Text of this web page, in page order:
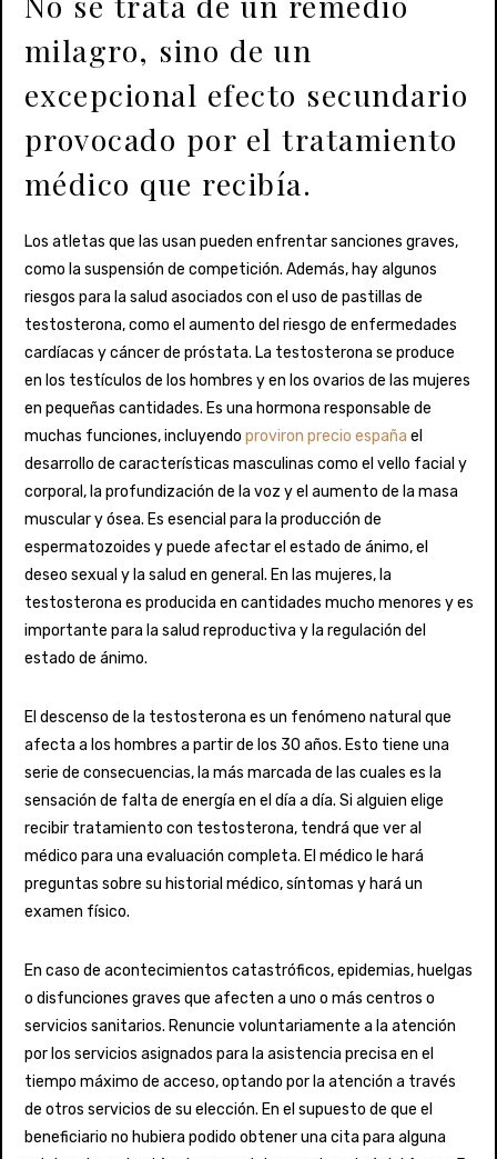
milagro, sino de un
excepcional efecto secundario
provocado por el tratamiento
médico que recibía.
Los atletas que las usan pueden enfrentar sanciones graves,
como la suspensión de competición. Además, hay algunos
riesgos para la salud asociados con el uso de pastillas de
testosterona, como el aumento del riesgo de enfermedades
cardíacas y cáncer de próstata. La testosterona se produce
en los testículos de los hombres y en los ovarios de las mujeres
en pequeñas cantidades. Es una hormona responsable de
muchas funciones, incluyendo proviron precio españa el
desarrollo de características masculinas como el vello facial y
corporal, la profundización de la voz y el aumento de la masa
muscular y ósea. Es esencial para la producción de
espermatozoides y puede afectar el estado de ánimo, el
deseo sexual y la salud en general. En las mujeres, la
testosterona es producida en cantidades mucho menores y es
importante para la salud reproductiva y la regulación del
estado de ánimo.
El descenso de la testosterona es un fenómeno natural que
afecta a los hombres a partir de los 30 años. Esto tiene una
serie de consecuencias, la más marcada de las cuales es la
sensación de falta de energía en el día a día. Si alguien elige
recibir tratamiento con testosterona, tendrá que ver al
médico para una evaluación completa. El médico le hará
preguntas sobre su historial médico, síntomas y hará un
examen físico.
En caso de acontecimientos catastróficos, epidemias, huelgas
o disfunciones graves que afecten a uno o más centros o
servicios sanitarios. Renuncie voluntariamente a la atención
por los servicios asignados para la asistencia precisa en el
tiempo máximo de acceso, optando por la atención a través
de otros servicios de su elección. En el supuesto de que el
beneficiario no hubiera podido obtener una cita para alguna